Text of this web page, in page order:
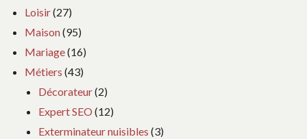
Loisir(27)
Maison(95)
Mariage(16)
Métiers (43)
Décorateur(2)
Expert SEO (12)
Exterminateur nuisibles (3)